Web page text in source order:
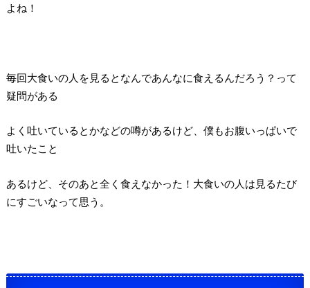
よね！
毎回大食いの人を見るとなんであんなに食えるんだろう？って
疑問がある
よく吐いているとかなどの噂があるけど、僕もお腹いっぱいで
吐いたこと
あるけど、そのあと全く食えなかった！大食いの人は見るたび
にすごいなって思う。